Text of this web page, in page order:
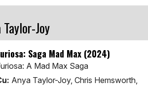
Joy
Saga Mad Max (2024)
A Mad Max Saga
Anya Taylor-Joy, Chris Hemsworth,